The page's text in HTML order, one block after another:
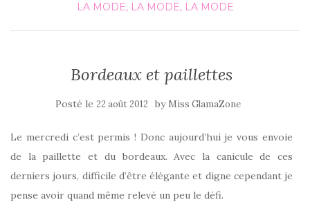
LA MODE, LA MODE, LA MODE
Bordeaux et paillettes
Posté le 22 août 2012 by Miss GlamaZone
Le mercredi c’est permis ! Donc aujourd’hui je vous envoie
de la paillette et du bordeaux. Avec la canicule de ces
derniers jours, difficile d’être élégante et digne cependant je
pense avoir quand même relevé un peu le défi.